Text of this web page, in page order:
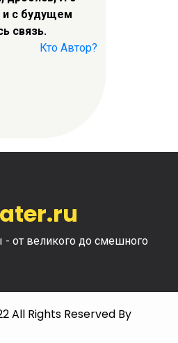
с будущем
связь.
Кто Автор?
от великого до смешного
All Rights Reserved By